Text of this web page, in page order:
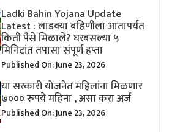
Ladki Bahin Yojana Update
Latest : लाडक्या बहिणीला आतापर्यंत
किती पैसे मिळाले? घरबसल्या ५
मिनिटांत तपासा संपूर्ण हप्ता
Published On: June 23, 2026
या सरकारी योजनेत महिलांना मिळणार
७००० रुपये महिना , असा करा अर्ज
Published On: June 23, 2026